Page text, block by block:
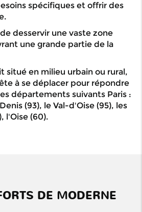
spécifiques et offrir des
desservir une vaste zone
une grande partie de la
situé en milieu urbain ou rural,
à se déplacer pour répondre
départements suivants Paris :
(93), le Val-d'Oise (95), les
l'Oise (60).
DE MODERNE
la